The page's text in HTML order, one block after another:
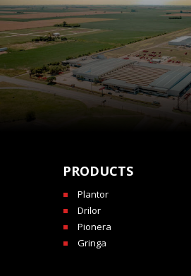
PRODUCTS
Plantor
Drilor
Pionera
Gringa